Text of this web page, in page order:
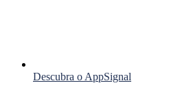
Descubra o AppSignal